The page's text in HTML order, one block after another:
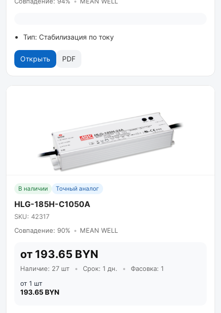
Тип: Стабилизация по току
Открыть PDF
В наличии Точный аналог
HLG-185H-C1050A
SKU: 42317
Совпадение: 90% • MEAN WELL
от 193.65 BYN
Наличие: 27 шт • Срок: 1 дн. •
Фасовка: 1
от 1 шт
193.65 BYN